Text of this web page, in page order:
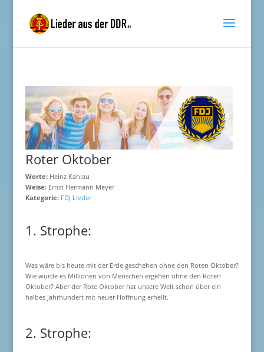
Roter Oktober
Worte:Heinz Kahlau
Weise:Ernst Hermann Meyer
Kategorie: FDJ Lieder
1. Strophe:
Was wäre bis heute mit der Erde geschehen ohne den Roten Oktober?
Wie würde es Millionen von Menschen ergehen ohne den Roten
Oktober? Aber der Rote Oktober hat unsere Welt schon über ein
halbes Jahrhundert mit neuer Hoffnung erhellt.
2. Strophe: